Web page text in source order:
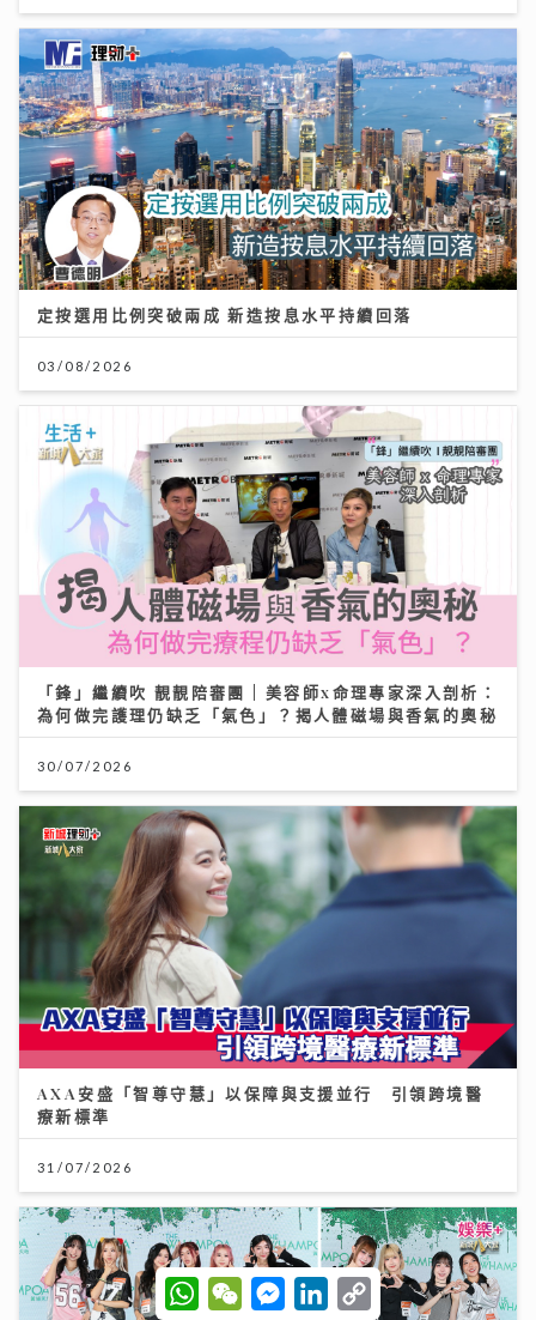
定按選用比例突破兩成 新造按息水平持續回落
03/08/2026
「鋒」繼續吹 靚靚陪審團 | 美容師x命理專家深入剖析：
為何做完護理仍缺乏「氣色」？揭人體磁場與香氣的奧秘
30/07/2026
AXA安盛「智尊守慧」以保障與支援並行 引領跨境醫
療新標準
31/07/2026
W
h
W
e
M
e
L
C